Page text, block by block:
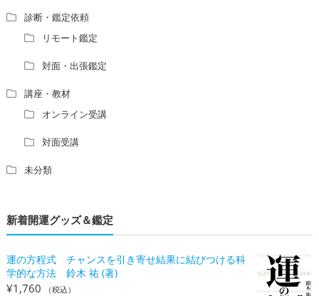
診断・鑑定依頼
リモート鑑定
対面・出張鑑定
講座・教材
オンライン受講
対面受講
未分類
新着開運グッズ＆鑑定
運の方程式 チャンスを引き寄せ結果に結びつける科
学的な方法 鈴木 祐 (著)
¥1,760 （税込）